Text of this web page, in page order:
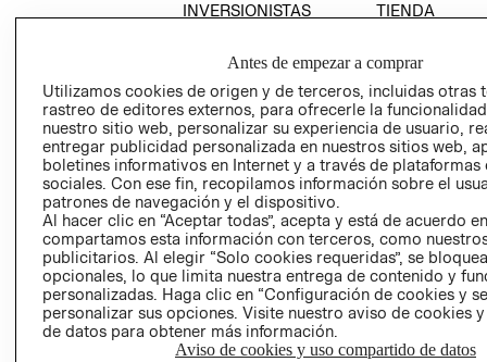
INVERSIONISTAS
EMPRESARIAL
TIENDA
CONDICIONES
AVISO DE
PRIVACIDAD
GIFT CARD
AVISO DE
Antes de empezar a comprar
Utilizamos cookies de origen y de terceros, incluidas otras
rastreo de editores externos, para ofrecerle la
nuestro sitio web, personalizar su experiencia de usuario,
entregar publicidad personalizada en nuestros sitios web,
boletines informativos en Internet y a través de plataformas
sociales. Con ese fin, recopilamos información sobre el
patrones de navegación y el dispositivo.
Al hacer clic en “Aceptar todas”, acepta y está de acuerdo
compartamos esta información con terceros, como
publicitarios. Al elegir “Solo cookies requeridas”, se
opcionales, lo que limita nuestra entrega de contenido y
personalizadas. Haga clic en “Configuración de cookies y
personalizar sus opciones. Visite nuestro aviso de cookies
de datos para obtener más información.
Aviso de cookies y uso compartido de datos